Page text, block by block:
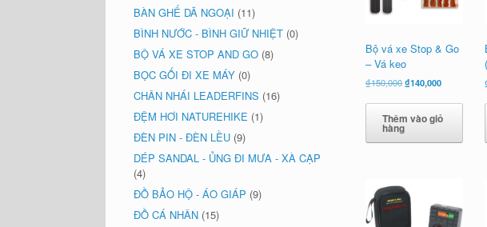
Bộ vá xe Stop & Go
– Vá keo
₫150,000Giá
là:
₫150,000.
₫140,000Giá
tại
là:
Thêm vào giỏ
hàng
BÀN GHẾ DÃ NGOẠI (11)
BÌNH NƯỚC - BÌNH GIỮ NHIỆT (0)
BỘ VÁ XE STOP AND GO (8)
BỌC GỐI ĐI XE MÁY (0)
CHÂN NHÁI LEADERFINS (16)
ĐỆM HƠI NATUREHIKE (1)
ĐÈN PIN - ĐÈN LỀU (9)
DÉP SANDAL - ỦNG ĐI MƯA - XÀ CẠP
(4)
ĐỒ BẢO HỘ - ÁO GIÁP (9)
ĐỒ CÁ NHÂN (15)